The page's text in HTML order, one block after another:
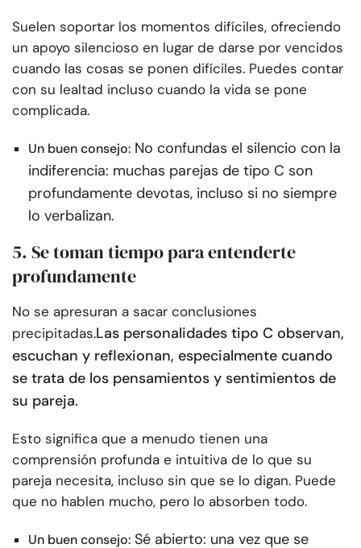
Suelen soportar los momentos difíciles, ofreciendo
un apoyo silencioso en lugar de darse por vencidos
cuando las cosas se ponen difíciles. Puedes contar
con su lealtad incluso cuando la vida se pone
complicada.
Un buen consejo: No confundas el silencio con la
indiferencia: muchas parejas de tipo C son
profundamente devotas, incluso si no siempre
lo verbalizan.
5. Se toman tiempo para entenderte
profundamente
No se apresuran a sacar conclusiones
precipitadas.Las personalidades tipo C observan,
escuchan y reflexionan, especialmente cuando
se trata de los pensamientos y sentimientos de
su pareja.
Esto significa que a menudo tienen una
comprensión profunda e intuitiva de lo que su
pareja necesita, incluso sin que se lo digan. Puede
que no hablen mucho, pero lo absorben todo.
Un buen consejo: Sé abierto: una vez que se